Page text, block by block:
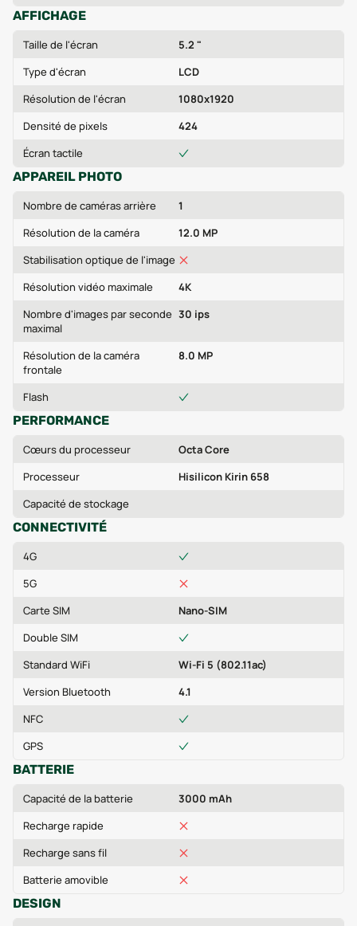
AFFICHAGE
Taille de l'écran
5.2 "
Type d'écran
LCD
Résolution de l'écran
1080x1920
Densité de pixels
424
Écran tactile
APPAREIL PHOTO
Nombre de caméras arrière
1
Résolution de la caméra
12.0 MP
Stabilisation optique de l'image
Résolution vidéo maximale
4K
Nombre d'images par seconde
maximal
30 ips
Résolution de la caméra
frontale
8.0 MP
Flash
PERFORMANCE
Cœurs du processeur
Octa Core
Processeur
Hisilicon Kirin 658
Capacité de stockage
CONNECTIVITÉ
4G
5G
Carte SIM
Nano-SIM
Double SIM
Standard WiFi
Wi-Fi 5 (802.11ac)
Version Bluetooth
4.1
NFC
GPS
BATTERIE
Capacité de la batterie
3000 mAh
Recharge rapide
Recharge sans fil
Batterie amovible
DESIGN